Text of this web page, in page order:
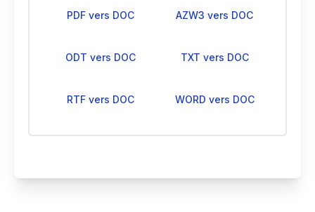
PDF vers DOC AZW3 vers DOC
ODT vers DOC TXT vers DOC
RTF vers DOC WORD vers DOC